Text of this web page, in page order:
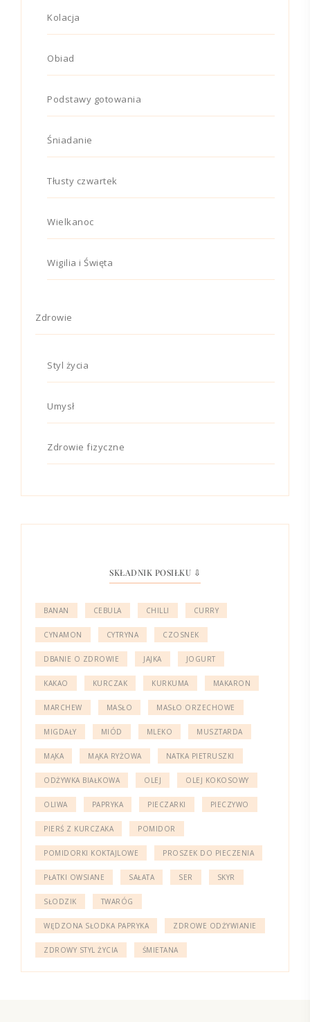
Kolacja
Obiad
Podstawy gotowania
Śniadanie
Tłusty czwartek
Wielkanoc
Wigilia i Święta
Zdrowie
Styl życia
Umysł
Zdrowie fizyczne
SKŁADNIK POSIŁKU ⇩
BANAN CEBULA CHILLI CURRY
CYNAMON CYTRYNA CZOSNEK
DBANIE O ZDROWIE JAJKA JOGURT
KAKAO KURCZAK KURKUMA MAKARON
MARCHEW MASŁO MASŁO ORZECHOWE
MIGDAŁY MIÓD MLEKO MUSZTARDA
MĄKA MĄKA RYŻOWA NATKA PIETRUSZKI
ODŻYWKA BIAŁKOWA OLEJ OLEJ KOKOSOWY
OLIWA PAPRYKA PIECZARKI PIECZYWO
PIERŚ Z KURCZAKA POMIDOR
POMIDORKI KOKTAJLOWE PROSZEK DO PIECZENIA
PŁATKI OWSIANE SAŁATA SER SKYR
SŁODZIK TWARÓG
WĘDZONA SŁODKA PAPRYKA ZDROWE ODŻYWIANIE
ZDROWY STYL ŻYCIA ŚMIETANA